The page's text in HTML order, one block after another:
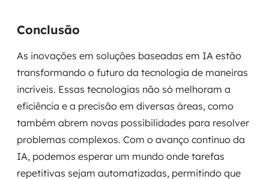
Conclusão
As inovações em soluções baseadas em IA estão
transformando o futuro da tecnologia de maneiras
incríveis. Essas tecnologias não só melhoram a
eficiência e a precisão em diversas áreas, como
também abrem novas possibilidades para resolver
problemas complexos. Com o avanço contínuo da
IA, podemos esperar um mundo onde tarefas
repetitivas sejam automatizadas, permitindo que